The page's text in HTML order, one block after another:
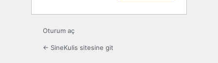
Oturum aç
← SineKulis sitesine git